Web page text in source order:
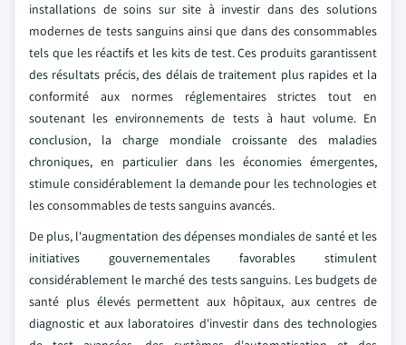
installations de soins sur site à investir dans des solutions
modernes de tests sanguins ainsi que dans des consommables
tels que les réactifs et les kits de test. Ces produits garantissent
des résultats précis, des délais de traitement plus rapides et la
conformité aux normes réglementaires strictes tout en
soutenant les environnements de tests à haut volume. En
conclusion, la charge mondiale croissante des maladies
chroniques, en particulier dans les économies émergentes,
stimule considérablement la demande pour les technologies et
les consommables de tests sanguins avancés.
De plus, l'augmentation des dépenses mondiales de santé et les
initiatives gouvernementales favorables stimulent
considérablement le marché des tests sanguins. Les budgets de
santé plus élevés permettent aux hôpitaux, aux centres de
diagnostic et aux laboratoires d'investir dans des technologies